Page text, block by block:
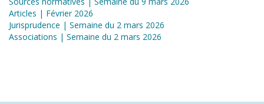
Articles | Février 2026
Jurisprudence | Semaine du 2 mars 2026
Associations | Semaine du 2 mars 2026